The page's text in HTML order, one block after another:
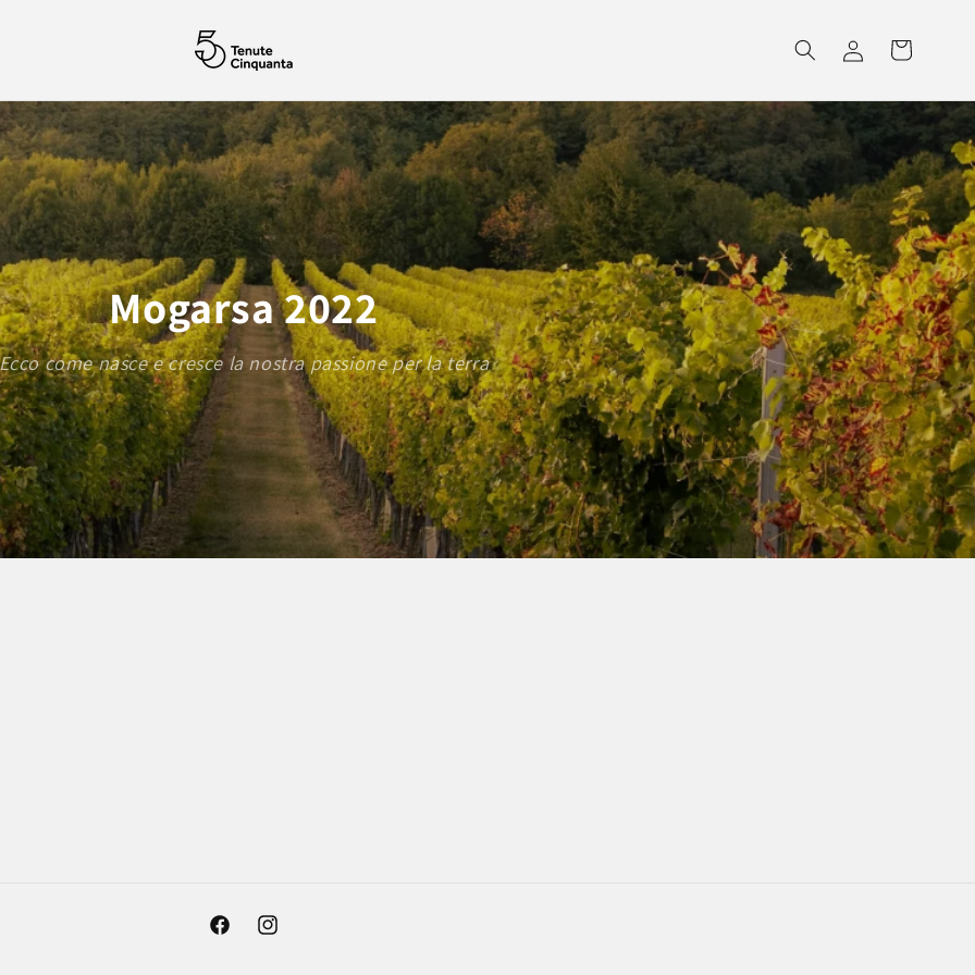
Accedi Carrello
Mogarsa 2022
come nasce e cresce la nostra passione per la terra
FacebookInstagram